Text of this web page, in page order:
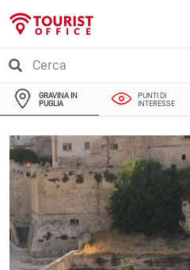
GRAVINA IN
PUGLIA
PUNTI DI
INTERESSE